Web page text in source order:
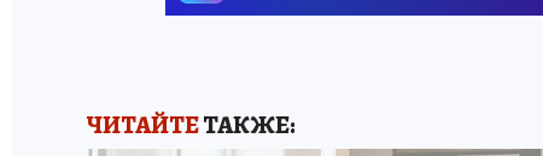
ЧИТАЙТЕТАКЖЕ: